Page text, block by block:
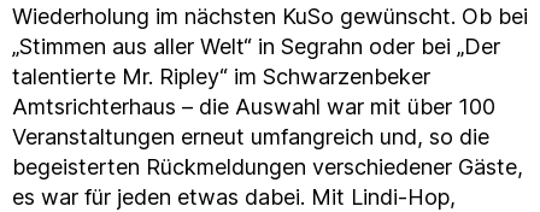
Wiederholung im nächsten KuSo gewünscht. Ob bei
„Stimmen aus aller Welt“ in Segrahn oder bei „Der
talentierte Mr. Ripley“ im Schwarzenbeker
Amtsrichterhaus – die Auswahl war mit über 100
Veranstaltungen erneut umfangreich und, so die
begeisterten Rückmeldungen verschiedener Gäste,
es war für jeden etwas dabei. Mit Lindi-Hop,